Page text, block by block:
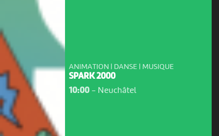
ANIMATION | DANSE | MUSIQUE
SPARK 2000
10:00- Neuchâtel